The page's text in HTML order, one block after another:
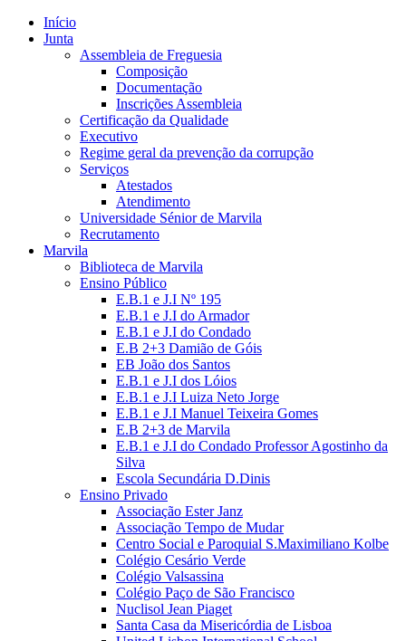
Início
Junta
Assembleia de Freguesia
Composição
Documentação
Inscrições Assembleia
Certificação da Qualidade
Executivo
Regime geral da prevenção da corrupção
Serviços
Atestados
Atendimento
Universidade Sénior de Marvila
Recrutamento
Marvila
Biblioteca de Marvila
Ensino Público
E.B.1 e J.I Nº 195
E.B.1 e J.I do Armador
E.B.1 e J.I do Condado
E.B 2+3 Damião de Góis
EB João dos Santos
E.B.1 e J.I dos Lóios
E.B.1 e J.I Luiza Neto Jorge
E.B.1 e J.I Manuel Teixeira Gomes
E.B 2+3 de Marvila
E.B.1 e J.I do Condado Professor Agostinho da
Silva
Escola Secundária D.Dinis
Ensino Privado
Associação Ester Janz
Associação Tempo de Mudar
Centro Social e Paroquial S.Maximiliano Kolbe
Colégio Cesário Verde
Colégio Valsassina
Colégio Paço de São Francisco
Nuclisol Jean Piaget
Santa Casa da Misericórdia de Lisboa